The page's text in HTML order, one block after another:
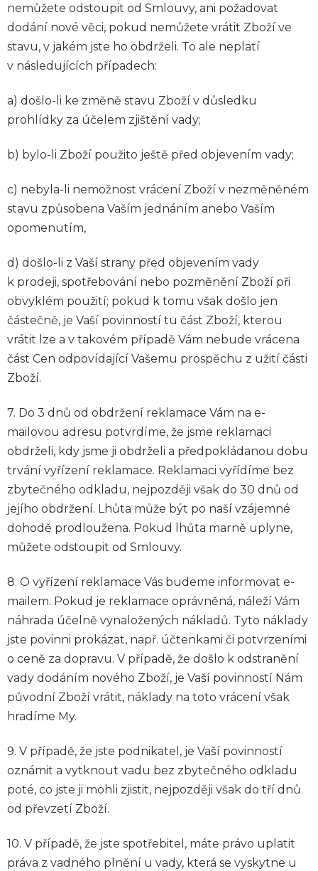
nemůžete odstoupit od Smlouvy, ani požadovat
dodání nové věci, pokud nemůžete vrátit Zboží ve
stavu, v jakém jste ho obdrželi. To ale neplatí
v následujících případech:
a) došlo-li ke změně stavu Zboží v důsledku
prohlídky za účelem zjištění vady;
b) bylo-li Zboží použito ještě před objevením vady;
c) nebyla-li nemožnost vrácení Zboží v nezměněném
stavu způsobena Vaším jednáním anebo Vaším
opomenutím,
d) došlo-li z Vaší strany před objevením vady
k prodeji, spotřebování nebo pozměnění Zboží při
obvyklém použití; pokud k tomu však došlo jen
částečně, je Vaší povinností tu část Zboží, kterou
vrátit lze a v takovém případě Vám nebude vrácena
část Cen odpovídající Vašemu prospěchu z užití části
Zboží.
7. Do 3 dnů od obdržení reklamace Vám na e-
mailovou adresu potvrdíme, že jsme reklamaci
obdrželi, kdy jsme ji obdrželi a předpokládanou dobu
trvání vyřízení reklamace. Reklamaci vyřídíme bez
zbytečného odkladu, nejpozději však do 30 dnů od
jejího obdržení. Lhůta může být po naší vzájemné
dohodě prodloužena. Pokud lhůta marně uplyne,
můžete odstoupit od Smlouvy.
8. O vyřízení reklamace Vás budeme informovat e-
mailem. Pokud je reklamace oprávněná, náleží Vám
náhrada účelně vynaložených nákladů. Tyto náklady
jste povinni prokázat, např. účtenkami či potvrzeními
o ceně za dopravu. V případě, že došlo k odstranění
vady dodáním nového Zboží, je Vaší povinností Nám
původní Zboží vrátit, náklady na toto vrácení však
hradíme My.
9. V případě, že jste podnikatel, je Vaší povinností
oznámit a vytknout vadu bez zbytečného odkladu
poté, co jste ji mohli zjistit, nejpozději však do tří dnů
od převzetí Zboží.
10. V případě, že jste spotřebitel, máte právo uplatit
práva z vadného plnění u vady, která se vyskytne u